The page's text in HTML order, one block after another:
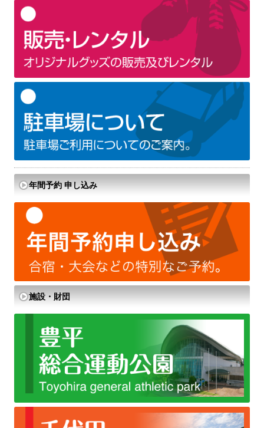
年間予約 申し込み
施設・財団